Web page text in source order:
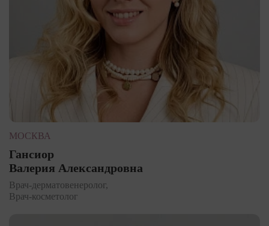
МОСКВА
Гансиор
Валерия Александровна
Врач-дерматовенеролог,
Врач-косметолог